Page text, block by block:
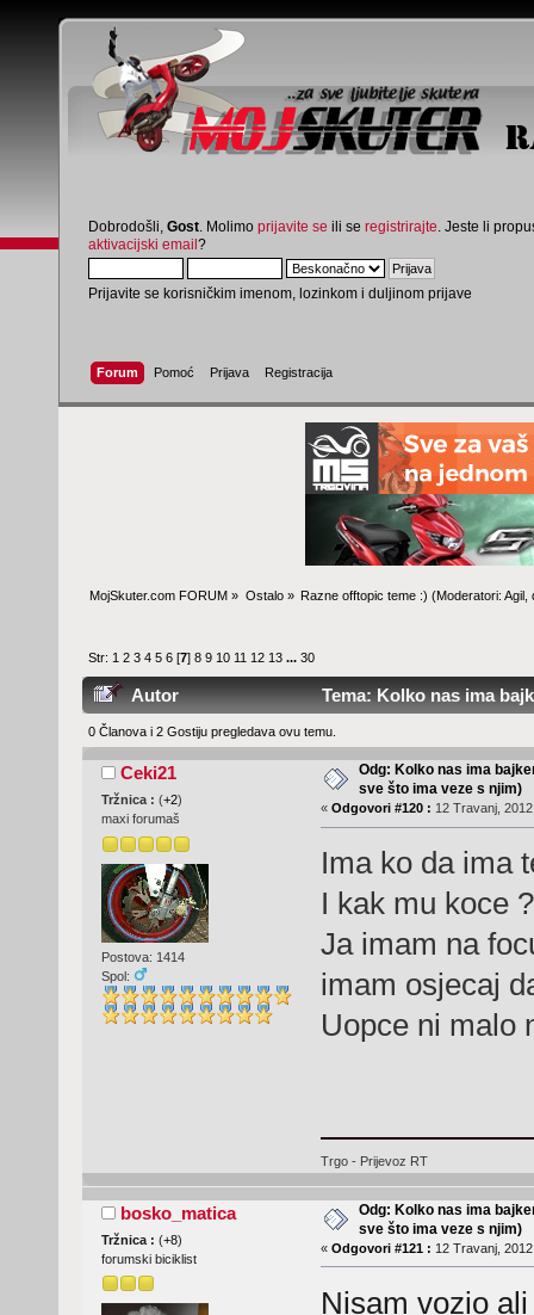
Dobrodošli, Gost . Molimo prijavite se ili se registrirajte . Jeste li
aktivacijski email?
Prijavite se korisničkim imenom, lozinkom i duljinom prijave
Forum Pomoć Prijava Registracija
MojSkuter.com FORUM » Ostalo» Razne offtopic teme :) (Moderatori: Agil
Str: 1 2 3 4 5 6 [7]8 9 10 11 12 13 ...30
Autor
Tema: Kolko nas ima
495303 )
0 Članova i 2 Gostiju pregledava ovu temu.
Ceki21
Tržnica : (+2)
maxi forumaš
Postova: 1414
Spol:
Odg: Kolko nas ima
sve što ima veze s njim)
« Odgovori #120 : 12 Travanj,
Ima ko da ima
I kak mu koce ?
Ja imam na
imam osjecaj
Uopce ni malo
Trgo - Prijevoz RT
bosko_matica
Tržnica : (+8)
forumski biciklist
Odg: Kolko nas ima
sve što ima veze s njim)
« Odgovori #121 : 12 Travanj,
Nisam vozio